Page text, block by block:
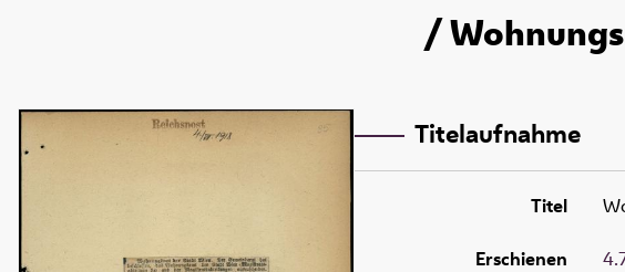
/
Titelaufnahme
Titel
Erschienen